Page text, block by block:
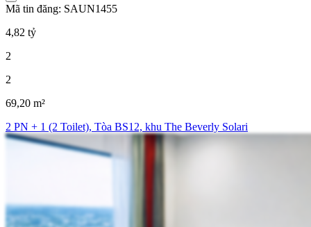
Mã tin đăng: SAUN1455
4,82 tỷ
2
2
69,20 m²
2 PN + 1 (2 Toilet), Tòa BS12, khu The Beverly Solari